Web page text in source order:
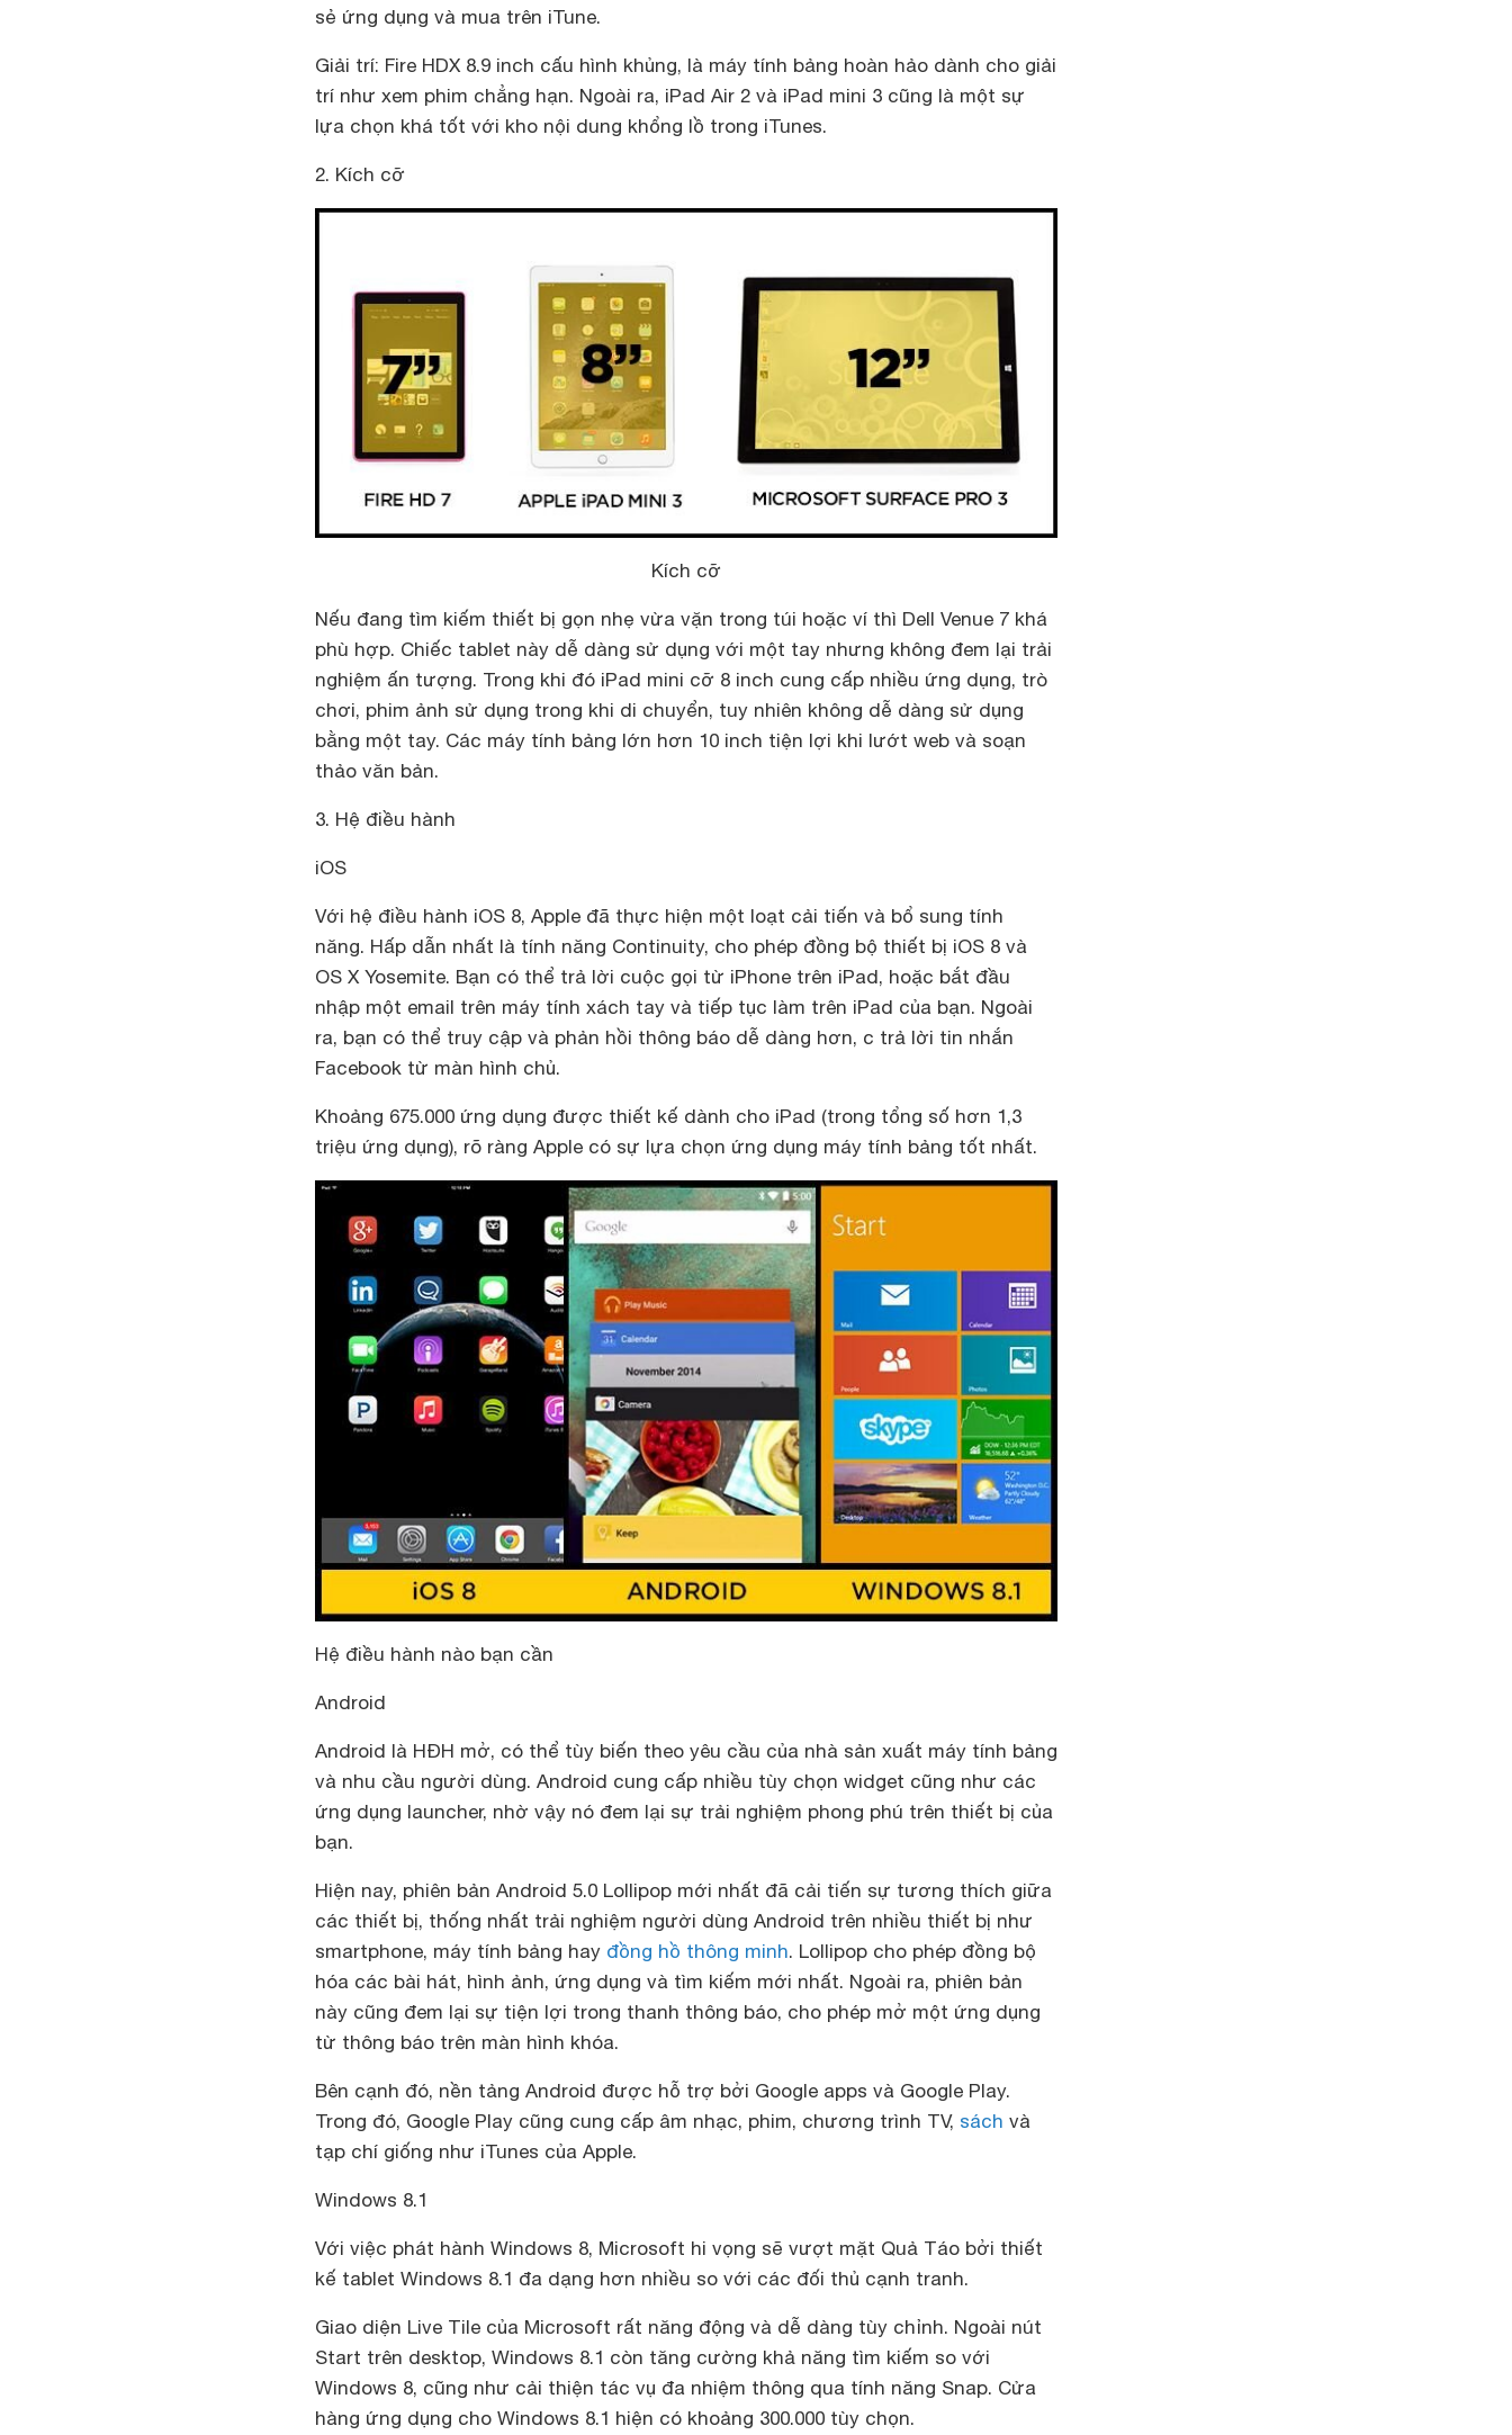
sẻ ứng dụng và mua trên iTune.
Giải trí: Fire HDX 8.9 inch cấu hình khủng, là máy tính bảng hoàn hảo dành cho giải
trí như xem phim chẳng hạn. Ngoài ra, iPad Air 2 và iPad mini 3 cũng là một sự
lựa chọn khá tốt với kho nội dung khổng lồ trong iTunes.
2. Kích cỡ
Kích cỡ
Nếu đang tìm kiếm thiết bị gọn nhẹ vừa vặn trong túi hoặc ví thì Dell Venue 7 khá
phù hợp. Chiếc tablet này dễ dàng sử dụng với một tay nhưng không đem lại trải
nghiệm ấn tượng. Trong khi đó iPad mini cỡ 8 inch cung cấp nhiều ứng dụng, trò
chơi, phim ảnh sử dụng trong khi di chuyển, tuy nhiên không dễ dàng sử dụng
bằng một tay. Các máy tính bảng lớn hơn 10 inch tiện lợi khi lướt web và soạn
thảo văn bản.
3. Hệ điều hành
iOS
Với hệ điều hành iOS 8, Apple đã thực hiện một loạt cải tiến và bổ sung tính
năng. Hấp dẫn nhất là tính năng Continuity, cho phép đồng bộ thiết bị iOS 8 và
OS X Yosemite. Bạn có thể trả lời cuộc gọi từ iPhone trên iPad, hoặc bắt đầu
nhập một email trên máy tính xách tay và tiếp tục làm trên iPad của bạn. Ngoài
ra, bạn có thể truy cập và phản hồi thông báo dễ dàng hơn, c trả lời tin nhắn
Facebook từ màn hình chủ.
Khoảng 675.000 ứng dụng được thiết kế dành cho iPad (trong tổng số hơn 1,3
triệu ứng dụng), rõ ràng Apple có sự lựa chọn ứng dụng máy tính bảng tốt nhất.
Hệ điều hành nào bạn cần
Android
Android là HĐH mở, có thể tùy biến theo yêu cầu của nhà sản xuất máy tính bảng
và nhu cầu người dùng. Android cung cấp nhiều tùy chọn widget cũng như các
ứng dụng launcher, nhờ vậy nó đem lại sự trải nghiệm phong phú trên thiết bị của
bạn.
Hiện nay, phiên bản Android 5.0 Lollipop mới nhất đã cải tiến sự tương thích giữa
các thiết bị, thống nhất trải nghiệm người dùng Android trên nhiều thiết bị như
smartphone, máy tính bảng hay đồng hồ thông minh. Lollipop cho phép đồng bộ
hóa các bài hát, hình ảnh, ứng dụng và tìm kiếm mới nhất. Ngoài ra, phiên bản
này cũng đem lại sự tiện lợi trong thanh thông báo, cho phép mở một ứng dụng
từ thông báo trên màn hình khóa.
Bên cạnh đó, nền tảng Android được hỗ trợ bởi Google apps và Google Play.
Trong đó, Google Play cũng cung cấp âm nhạc, phim, chương trình TV, sách và
tạp chí giống như iTunes của Apple.
Windows 8.1
Với việc phát hành Windows 8, Microsoft hi vọng sẽ vượt mặt Quả Táo bởi thiết
kế tablet Windows 8.1 đa dạng hơn nhiều so với các đối thủ cạnh tranh.
Giao diện Live Tile của Microsoft rất năng động và dễ dàng tùy chỉnh. Ngoài nút
Start trên desktop, Windows 8.1 còn tăng cường khả năng tìm kiếm so với
Windows 8, cũng như cải thiện tác vụ đa nhiệm thông qua tính năng Snap. Cửa
hàng ứng dụng cho Windows 8.1 hiện có khoảng 300.000 tùy chọn.